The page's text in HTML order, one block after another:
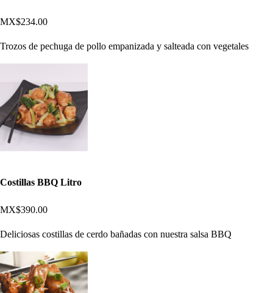
MX$234.00
Trozos de pechuga de pollo empanizada y salteada con vegetales
Costillas BBQ Litro
MX$390.00
Deliciosas costillas de cerdo bañadas con nuestra salsa BBQ